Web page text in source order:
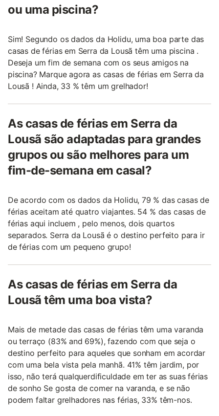
ou uma piscina?
Sim! Segundo os dados da Holidu, uma boa parte das
casas de férias em Serra da Lousã têm uma piscina .
Deseja um fim de semana com os seus amigos na
piscina? Marque agora as casas de férias em Serra da
Lousã ! Ainda, 33 % têm um grelhador!
As casas de férias em Serra da
Lousã são adaptadas para grandes
grupos ou são melhores para um
fim-de-semana em casal?
De acordo com os dados da Holidu, 79 % das casas de
férias aceitam até quatro viajantes. 54 % das casas de
férias aqui incluem , pelo menos, dois quartos
separados. Serra da Lousã é o destino perfeito para ir
de férias com um pequeno grupo!
As casas de férias em Serra da
Lousã têm uma boa vista?
Mais de metade das casas de férias têm uma varanda
ou terraço (83% and 69%), fazendo com que seja o
destino perfeito para aqueles que sonham em acordar
com uma bela vista pela manhã. 41% têm jardim, por
isso, não terá qualquerdificuldade em ter as suas férias
de sonho Se gosta de comer na varanda, e se não
podem faltar grelhadores nas férias, 33% têm-nos.